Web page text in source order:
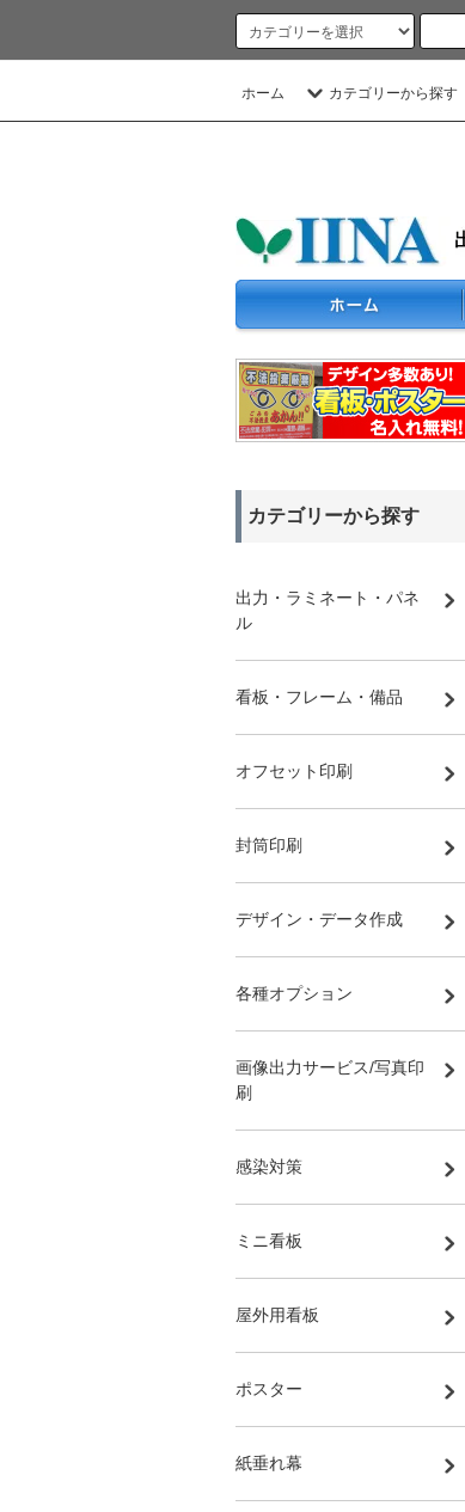
ホーム カテゴリーから探す
カテゴリーから探す
出力・ラミネート・パネ
ル
看板・フレーム・備品
オフセット印刷
封筒印刷
デザイン・データ作成
各種オプション
画像出力サービス/写真印
刷
感染対策
ミニ看板
屋外用看板
ポスター
紙垂れ幕